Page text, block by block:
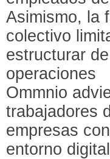
Asimismo, la
colectivo
estructurar
operaciones
Ommnio
trabajadores
empresas
entorno